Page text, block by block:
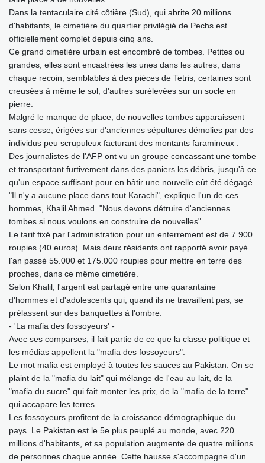
Dans la tentaculaire cité côtière (Sud), qui abrite 20 millions
d'habitants, le cimetière du quartier privilégié de Pechs est
officiellement complet depuis cinq ans.
Ce grand cimetière urbain est encombré de tombes. Petites ou
grandes, elles sont encastrées les unes dans les autres, dans
chaque recoin, semblables à des pièces de Tetris; certaines sont
creusées à même le sol, d'autres surélevées sur un socle en
pierre.
Malgré le manque de place, de nouvelles tombes apparaissent
sans cesse, érigées sur d'anciennes sépultures démolies par des
individus peu scrupuleux facturant des montants faramineux .
Des journalistes de l'AFP ont vu un groupe concassant une tombe
et transportant furtivement dans des paniers les débris, jusqu'à ce
qu'un espace suffisant pour en bâtir une nouvelle eût été dégagé.
"Il n'y a aucune place dans tout Karachi", explique l'un de ces
hommes, Khalil Ahmed. "Nous devons détruire d'anciennes
tombes si nous voulons en construire de nouvelles".
Le tarif fixé par l'administration pour un enterrement est de 7.900
roupies (40 euros). Mais deux résidents ont rapporté avoir payé
l'an passé 55.000 et 175.000 roupies pour mettre en terre des
proches, dans ce même cimetière.
Selon Khalil, l'argent est partagé entre une quarantaine
d'hommes et d'adolescents qui, quand ils ne travaillent pas, se
prélassent sur des banquettes à l'ombre.
- 'La mafia des fossoyeurs' -
Avec ses comparses, il fait partie de ce que la classe politique et
les médias appellent la "mafia des fossoyeurs".
Le mot mafia est employé à toutes les sauces au Pakistan. On se
plaint de la "mafia du lait" qui mélange de l'eau au lait, de la
"mafia du sucre" qui fait monter les prix, de la "mafia de la terre"
qui accapare les terres.
Les fossoyeurs profitent de la croissance démographique du
pays. Le Pakistan est le 5e plus peuplé au monde, avec 220
millions d'habitants, et sa population augmente de quatre millions
de personnes chaque année. Cette hausse s'accompagne d'un